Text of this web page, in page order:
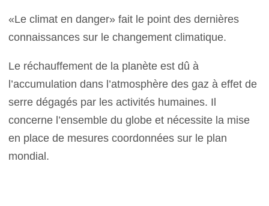
«Le climat en danger» fait le point des dernières
connaissances sur le changement climatique.
Le réchauffement de la planète est dû à
l’accumulation dans l’atmosphère des gaz à effet de
serre dégagés par les activités humaines. Il
concerne l’ensemble du globe et nécessite la mise
en place de mesures coordonnées sur le plan
mondial.